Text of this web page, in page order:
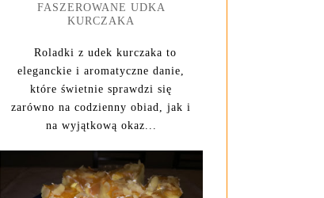
FASZEROWANE UDKA
KURCZAKA
Roladki z udek kurczaka to
eleganckie i aromatyczne danie,
które świetnie sprawdzi się
zarówno na codzienny obiad, jak i
na wyjątkową okaz...